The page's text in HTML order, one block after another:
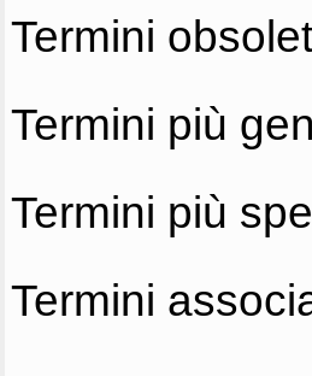
Termini
Termini più
Termini più
Termini